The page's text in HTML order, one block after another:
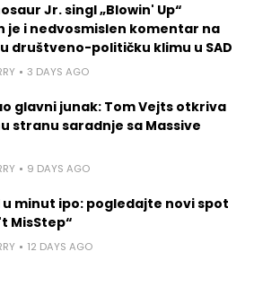
Jr. singl „Blowin' Up“
je i nedvosmislen komentar na
društveno-političku klimu u SAD
3 DAYS AGO
glavni junak: Tom Vejts otkriva
stranu saradnje sa Massive
9 DAYS AGO
u minut ipo: pogledajte novi spot
MisStep“
12 DAYS AGO